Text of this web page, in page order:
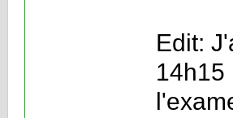
Edit:
14h15